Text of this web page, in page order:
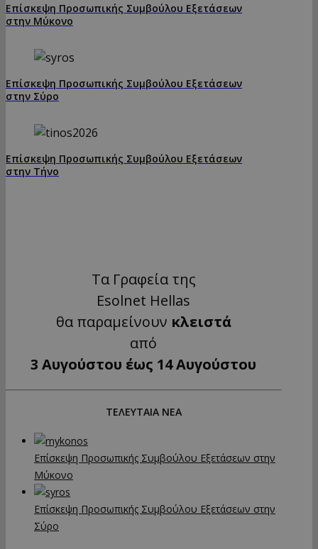
Επίσκεψη Προσωπικής Συμβούλου Εξετάσεων
στην Μύκονο
Επίσκεψη Προσωπικής Συμβούλου Εξετάσεων
στην Σύρο
Επίσκεψη Προσωπικής Συμβούλου Εξετάσεων
στην Τήνο
Τα Γραφεία της
Esolnet Hellas
θα παραμείνουν κλειστά
από
3 Αυγούστου έως 14 Αυγούστου
ΤΕΛΕΥΤΑΙΑ ΝΕΑ
Επίσκεψη Προσωπικής Συμβούλου Εξετάσεων στην
Μύκονο
Επίσκεψη Προσωπικής Συμβούλου Εξετάσεων στην
Σύρο